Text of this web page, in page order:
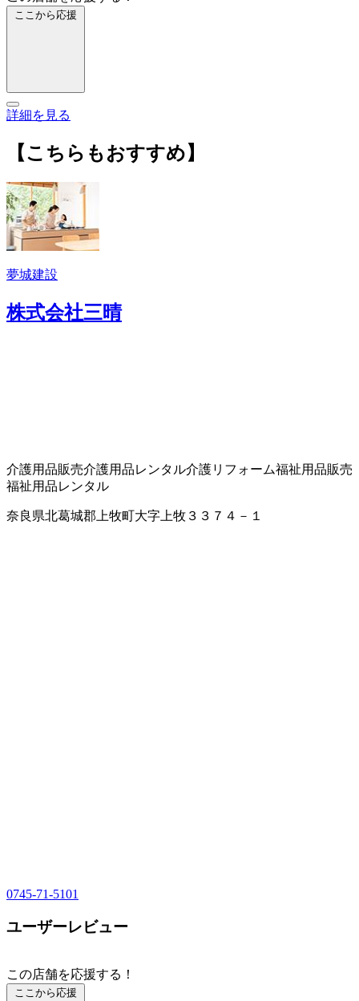
ここから応援
詳細を見る
【こちらもおすすめ】
夢城建設
株式会社三晴
介護用品販売介護用品レンタル介護リフォーム福祉用品販売
福祉用品レンタル
奈良県北葛城郡上牧町大字上牧３３７４－１
0745-71-5101
ユーザーレビュー
この店舗を応援する！
ここから応援